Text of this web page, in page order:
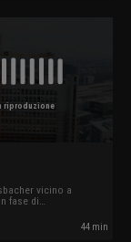
riproduzione
vicino a
fase di
44 min